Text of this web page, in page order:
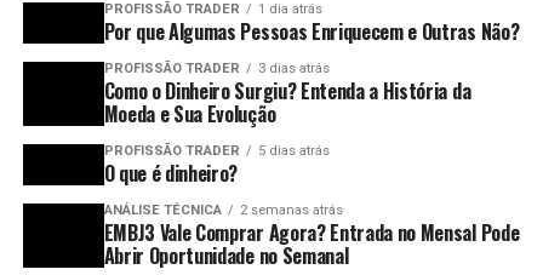
PROFISSÃO TRADER 1 dia atrás
Por que Algumas Pessoas Enriquecem e Outras Não?
PROFISSÃO TRADER 3 dias atrás
Como o Dinheiro Surgiu? Entenda a História da
Moeda e Sua Evolução
PROFISSÃO TRADER 5 dias atrás
O que é dinheiro?
ANÁLISE TÉCNICA 2 semanas atrás
EMBJ3 Vale Comprar Agora? Entrada no Mensal Pode
Abrir Oportunidade no Semanal